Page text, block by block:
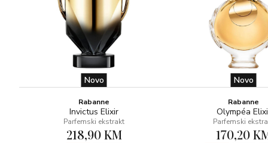
Novo
Rabanne
Invictus Elixir
Parfemski ekstrakt
218,90 KM
Novo
Rabanne
Olympéa
Parfemski
170,20